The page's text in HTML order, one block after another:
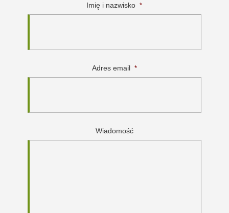
Imię i nazwisko *
Adres email *
Wiadomość